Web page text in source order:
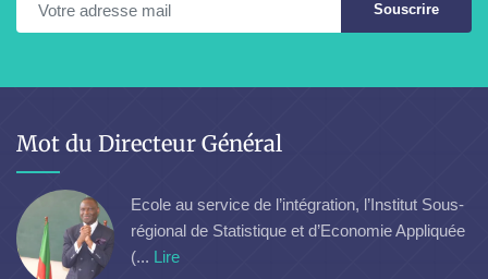
Souscrire
Mot du Directeur Général
Ecole au service de l’intégration, l’Institut Sous-
régional de Statistique et d’Economie Appliquée
(... Lire